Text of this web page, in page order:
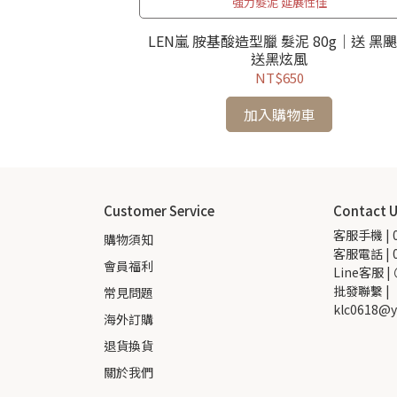
LEN嵐 胺基酸造型臘 髮泥 80g｜送 黑
送黑炫風
NT$650
加入購物車
Customer Service
購物須知
會員福利
常見問題
海外訂購
退貨換貨
關於我們
Contact
客服手機 |
客服電話 |
Line客服 |
批發聯繫 |